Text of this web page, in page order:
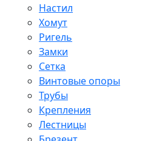
Настил
Хомут
Ригель
Замки
Сетка
Винтовые опоры
Трубы
Крепления
Лестницы